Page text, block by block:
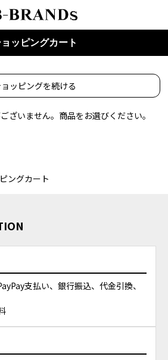
ッピングカート
ッピングを続ける
ざいません。商品をお選びください。
ングカート
支払い、銀行振込、代金引換、